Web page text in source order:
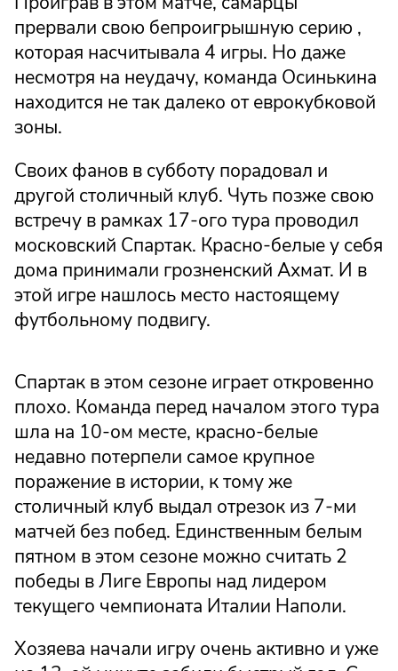
прервали свою бепроигрышную серию ,
которая насчитывала 4 игры. Но даже
несмотря на неудачу, команда Осинькина
находится не так далеко от еврокубковой
зоны.
Своих фанов в субботу порадовал и
другой столичный клуб. Чуть позже свою
встречу в рамках 17-ого тура проводил
московский Спартак. Красно-белые у себя
дома принимали грозненский Ахмат. И в
этой игре нашлось место настоящему
футбольному подвигу.
Спартак в этом сезоне играет откровенно
плохо. Команда перед началом этого тура
шла на 10-ом месте, красно-белые
недавно потерпели самое крупное
поражение в истории, к тому же
столичный клуб выдал отрезок из 7-ми
матчей без побед. Единственным белым
пятном в этом сезоне можно считать 2
победы в Лиге Европы над лидером
текущего чемпионата Италии Наполи.
Хозяева начали игру очень активно и уже